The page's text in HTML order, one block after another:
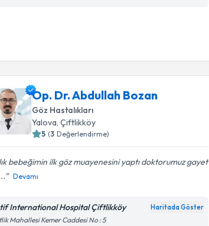
Op. Dr. Abdullah Bozan
Göz Hastalıkları
Yalova , Çiftlikköy
5 (3 Değerlendirme)
bebeğimin ilk göz muayenesini yaptı doktorumuz gayet
Devamı
International Hospital Çiftlikköy Haritada Göster
Mahallesi Kemer Caddesi No : 5